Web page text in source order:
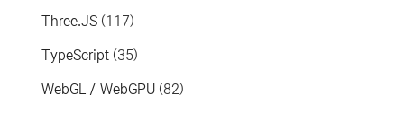
Three.JS (117)
TypeScript (35)
WebGL / WebGPU (82)